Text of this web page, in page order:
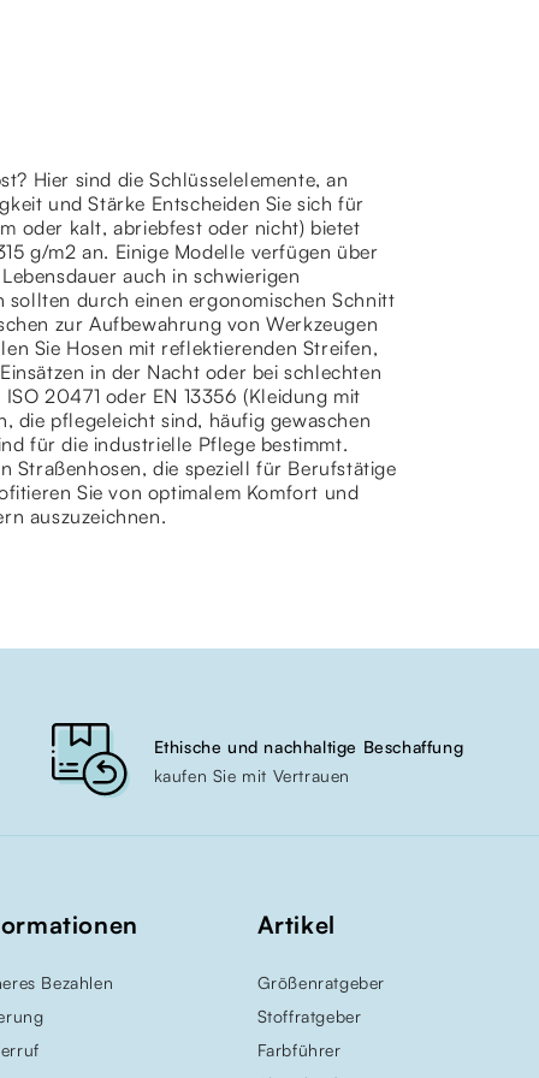
Hier sind die Schlüsselelemente, an
und Stärke Entscheiden Sie sich für
oder kalt, abriebfest oder nicht) bietet
g/m2 an. Einige Modelle verfügen über
auch in schwierigen
durch einen ergonomischen Schnitt
zur Aufbewahrung von Werkzeugen
Sie Hosen mit reflektierenden Streifen,
in der Nacht oder bei schlechten
20471 oder EN 13356 (Kleidung mit
die pflegeleicht sind, häufig gewaschen
für die industrielle Pflege bestimmt.
Straßenhosen, die speziell für Berufstätige
Sie von optimalem Komfort und
auszuzeichnen.
Ethische und nachhaltige Beschaffung
kaufen Sie mit Vertrauen
Bezahlen
Artikel
Größenratgeber
Stoffratgeber
Farbführer